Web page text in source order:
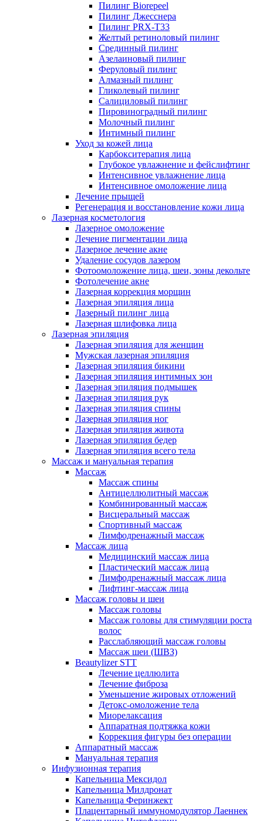
Пилинг Biorepeel
Пилинг Джесснера
Пилинг PRX-T33
Желтый ретиноловый пилинг
Срединный пилинг
Азелаиновый пилинг
Феруловый пилинг
Алмазный пилинг
Гликолевый пилинг
Салициловый пилинг
Пировиноградный пилинг
Молочный пилинг
Интимный пилинг
Уход за кожей лица
Карбокситерапия лица
Глубокое увлажнение и фейслифтинг
Интенсивное увлажнение лица
Интенсивное омоложение лица
Лечение прыщей
Регенерация и восстановление кожи лица
Лазерная косметология
Лазерное омоложение
Лечение пигментации лица
Лазерное лечение акне
Удаление сосудов лазером
Фотоомоложение лица, шеи, зоны декольте
Фотолечение акне
Лазерная коррекция морщин
Лазерная эпиляция лица
Лазерный пилинг лица
Лазерная шлифовка лица
Лазерная эпиляция
Лазерная эпиляция для женщин
Мужская лазерная эпиляция
Лазерная эпиляция бикини
Лазерная эпиляция интимных зон
Лазерная эпиляция подмышек
Лазерная эпиляция рук
Лазерная эпиляция спины
Лазерная эпиляция ног
Лазерная эпиляция живота
Лазерная эпиляция бедер
Лазерная эпиляция всего тела
Массаж и мануальная терапия
Массаж
Массаж спины
Антицеллюлитный массаж
Комбинированный массаж
Висцеральный массаж
Спортивный массаж
Лимфодренажный массаж
Массаж лица
Медицинский массаж лица
Пластический массаж лица
Лимфодренажный массаж лица
Лифтинг-массаж лица
Массаж головы и шеи
Массаж головы
Массаж головы для стимуляции роста
волос
Расслабляющий массаж головы
Массаж шеи (ШВЗ)
Beautylizer STT
Лечение целлюлита
Лечение фиброза
Уменьшение жировых отложений
Детокс-омоложение тела
Миорелаксация
Аппаратная подтяжка кожи
Коррекция фигуры без операции
Аппаратный массаж
Мануальная терапия
Инфузионная терапия
Капельница Мексидол
Капельница Милдронат
Капельница Феринжект
Плацентарный иммуномодулятор Лаеннек